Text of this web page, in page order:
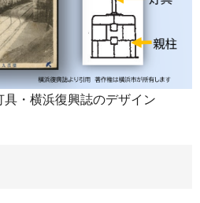
・横浜復興誌のデザイン